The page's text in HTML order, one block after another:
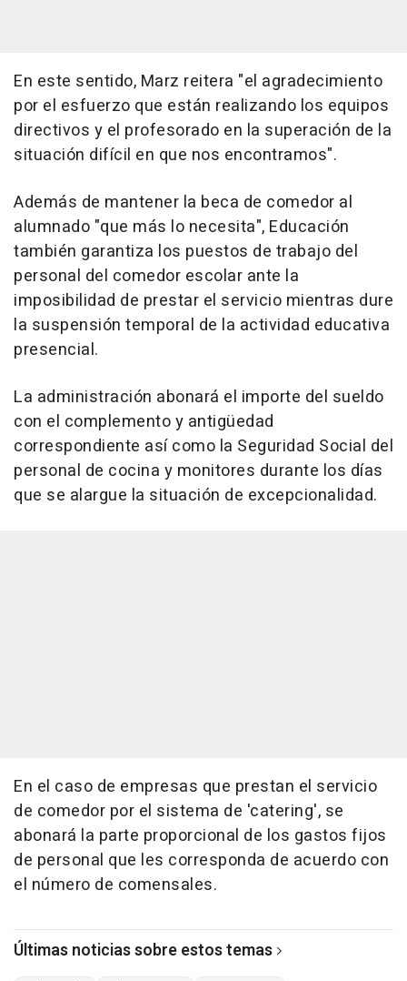
En este sentido, Marz reitera "el agradecimiento
por el esfuerzo que están realizando los equipos
directivos y el profesorado en la superación de la
situación difícil en que nos encontramos".
Además de mantener la beca de comedor al
alumnado "que más lo necesita", Educación
también garantiza los puestos de trabajo del
personal del comedor escolar ante la
imposibilidad de prestar el servicio mientras dure
la suspensión temporal de la actividad educativa
presencial.
La administración abonará el importe del sueldo
con el complemento y antigüedad
correspondiente así como la Seguridad Social del
personal de cocina y monitores durante los días
que se alargue la situación de excepcionalidad.
En el caso de empresas que prestan el servicio
de comedor por el sistema de 'catering', se
abonará la parte proporcional de los gastos fijos
de personal que les corresponda de acuerdo con
el número de comensales.
Últimas noticias sobre estos temas